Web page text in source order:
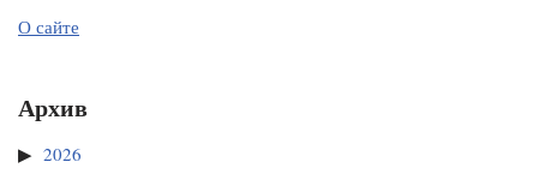
О сайте
Архив
2026